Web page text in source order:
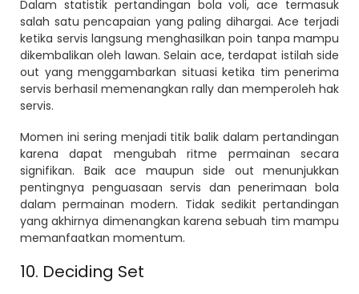
Dalam statistik pertandingan bola voli, ace termasuk
salah satu pencapaian yang paling dihargai. Ace terjadi
ketika servis langsung menghasilkan poin tanpa mampu
dikembalikan oleh lawan. Selain ace, terdapat istilah side
out yang menggambarkan situasi ketika tim penerima
servis berhasil memenangkan rally dan memperoleh hak
servis.
Momen ini sering menjadi titik balik dalam pertandingan
karena dapat mengubah ritme permainan secara
signifikan. Baik ace maupun side out menunjukkan
pentingnya penguasaan servis dan penerimaan bola
dalam permainan modern. Tidak sedikit pertandingan
yang akhirnya dimenangkan karena sebuah tim mampu
memanfaatkan momentum.
10. Deciding Set